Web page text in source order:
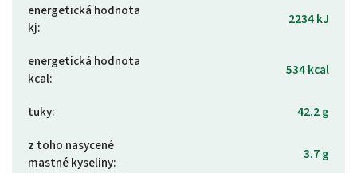
energetická hodnota
kj: 2234 kJ
energetická hodnota
kcal: 534 kcal
tuky:
42.2 g
z toho nasycené
mastné kyseliny: 3.7 g